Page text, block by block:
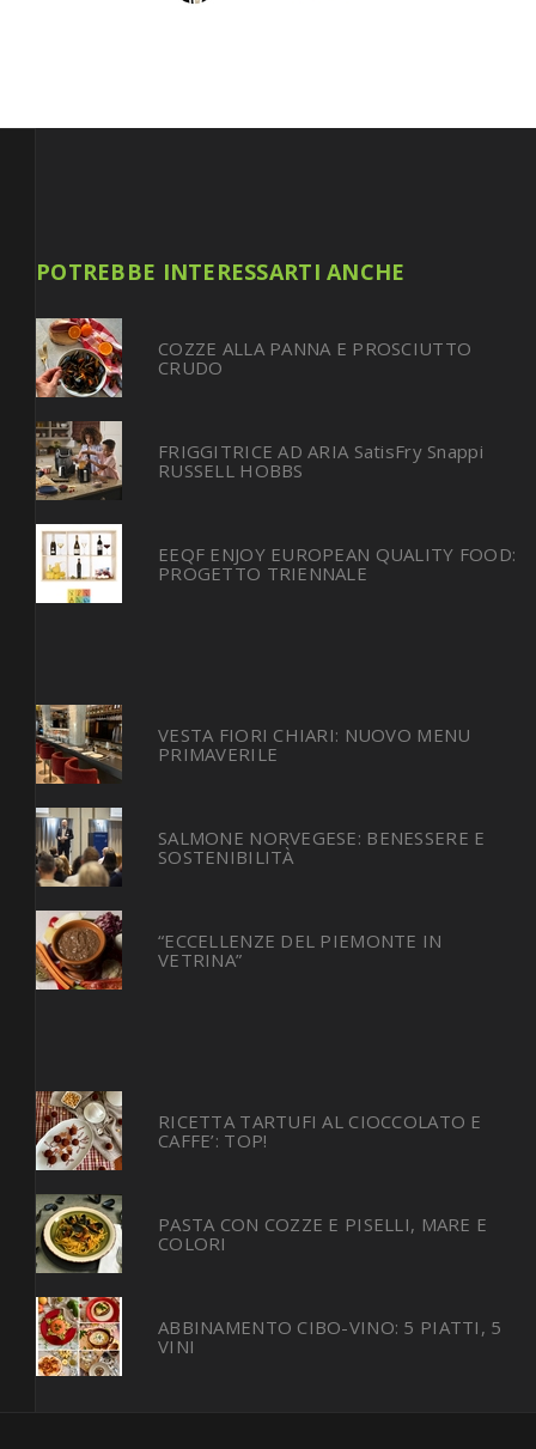
POTREBBE INTERESSARTI ANCHE
COZZE ALLA PANNA E PROSCIUTTO
CRUDO
FRIGGITRICE AD ARIA SatisFry Snappi
RUSSELL HOBBS
EEQF ENJOY EUROPEAN QUALITY FOOD:
PROGETTO TRIENNALE
VESTA FIORI CHIARI: NUOVO MENU
PRIMAVERILE
SALMONE NORVEGESE: BENESSERE E
SOSTENIBILITÀ
“ECCELLENZE DEL PIEMONTE IN
VETRINA”
RICETTA TARTUFI AL CIOCCOLATO E
CAFFE’: TOP!
PASTA CON COZZE E PISELLI, MARE E
COLORI
ABBINAMENTO CIBO-VINO: 5 PIATTI, 5
VINI